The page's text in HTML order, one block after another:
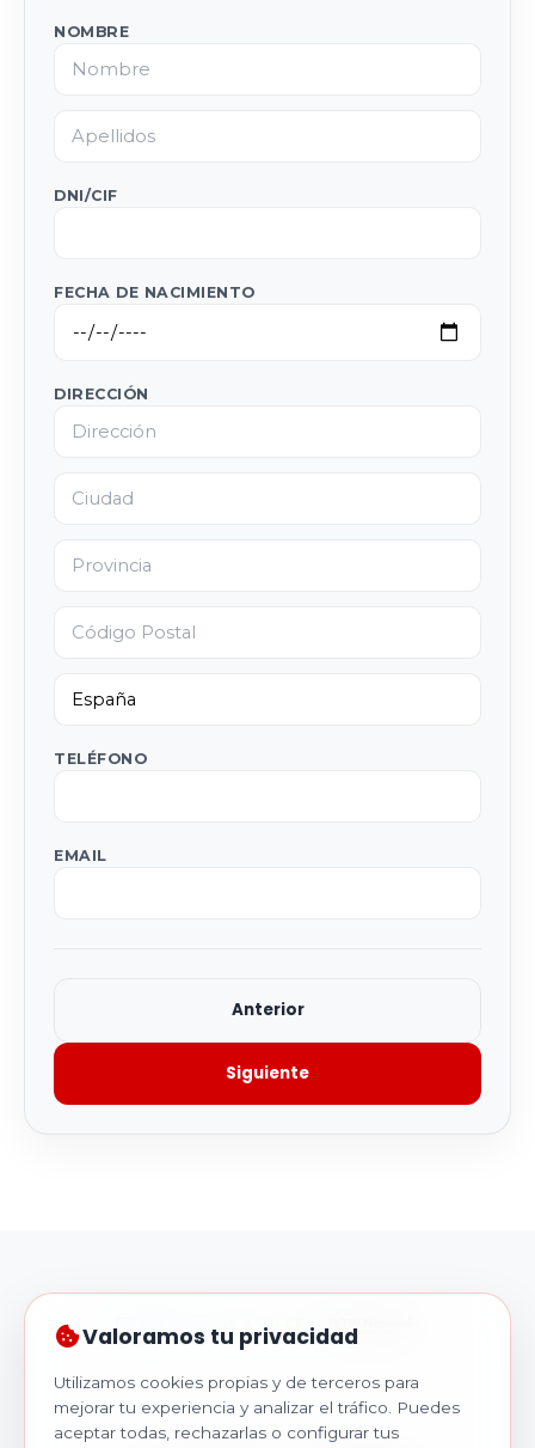
NOMBRE
DNI/CIF
FECHA DE NACIMIENTO
DIRECCIÓN
TELÉFONO
EMAIL
Anterior
Siguiente
Valoramos tu privacidad
Utilizamos cookies propias y de terceros para
mejorar tu experiencia y analizar el tráfico. Puedes
aceptar todas, rechazarlas o configurar tus